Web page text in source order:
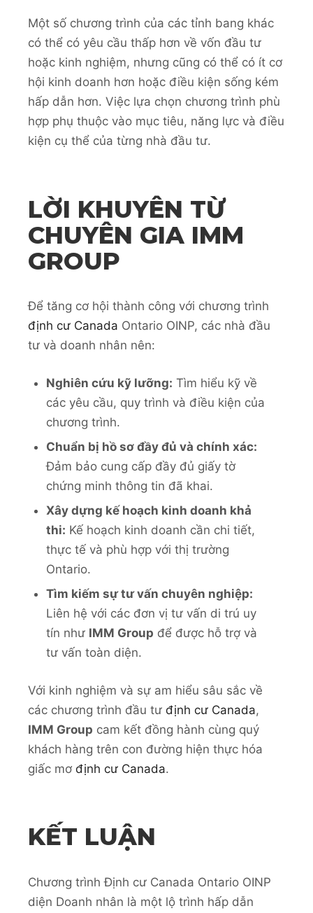
Một số chương trình của các tỉnh bang khác
có thể có yêu cầu thấp hơn về vốn đầu tư
hoặc kinh nghiệm, nhưng cũng có thể có ít cơ
hội kinh doanh hơn hoặc điều kiện sống kém
hấp dẫn hơn. Việc lựa chọn chương trình phù
hợp phụ thuộc vào mục tiêu, năng lực và điều
kiện cụ thể của từng nhà đầu tư.
LỜI KHUYÊN TỪ
CHUYÊN GIA IMM
GROUP
Để tăng cơ hội thành công với chương trình
định cư Canada Ontario OINP, các nhà đầu
tư và doanh nhân nên:
Nghiên cứu kỹ lưỡng: Tìm hiểu kỹ về
các yêu cầu, quy trình và điều kiện của
chương trình.
Chuẩn bị hồ sơ đầy đủ và chính xác:
Đảm bảo cung cấp đầy đủ giấy tờ
chứng minh thông tin đã khai.
Xây dựng kế hoạch kinh doanh khả
thi: Kế hoạch kinh doanh cần chi tiết,
thực tế và phù hợp với thị trường
Ontario.
Tìm kiếm sự tư vấn chuyên nghiệp:
Liên hệ với các đơn vị tư vấn di trú uy
tín như IMM Group để được hỗ trợ và
tư vấn toàn diện.
Với kinh nghiệm và sự am hiểu sâu sắc về
các chương trình đầu tư định cư Canada,
IMM Group cam kết đồng hành cùng quý
khách hàng trên con đường hiện thực hóa
giấc mơ định cư Canada.
KẾT LUẬN
Chương trình Định cư Canada Ontario OINP
diện Doanh nhân là một lộ trình hấp dẫn